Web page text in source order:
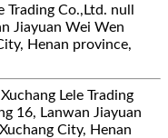
Trading Co.,Ltd. null
Jiayuan Wei Wen
Henan province,
Lele Trading
16, Lanwan Jiayuan
City, Henan